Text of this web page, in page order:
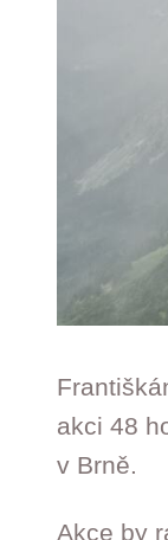
akci 48
v Brně.
Akce by